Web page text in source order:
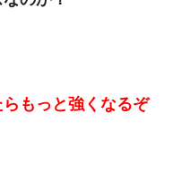
もっと強くなるぞ